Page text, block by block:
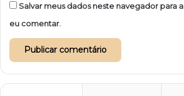
Salvar meus dados neste navegador para
eu comentar.